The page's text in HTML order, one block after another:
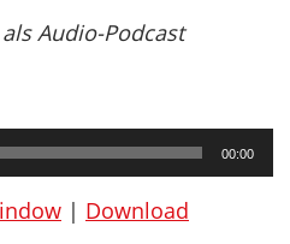
Audio-Podcast
00:00
| Download